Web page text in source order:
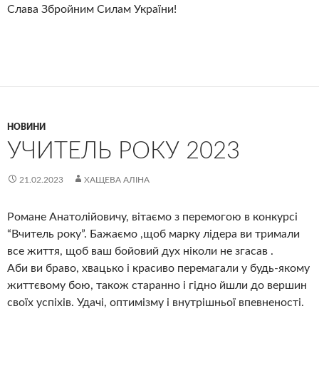
Слава Збройним Силам України!
НОВИНИ
УЧИТЕЛЬ РОКУ 2023
21.02.2023 ХАЩЕВА АЛІНА
Романе Анатолійовичу, вітаємо з перемогою в конкурсі
“Вчитель року”. Бажаємо ,щоб марку лідера ви тримали
все життя, щоб ваш бойовий дух ніколи не згасав .
Аби ви браво, хвацько і красиво перемагали у будь-якому
життєвому бою, також старанно і гідно йшли до вершин
своїх успіхів. Удачі, оптимізму і внутрішньої впевненості.